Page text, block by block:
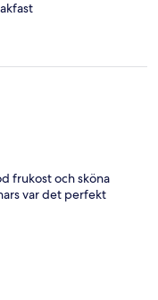
frukost och sköna
var det perfekt